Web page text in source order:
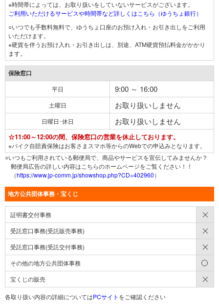
※時間帯によっては、お取り扱いをしていないサービスがございます。
ご利用いただけるサービスや時間帯など詳しくはこちら（ゆうちょ銀行）
○いつでも手数料無料で、ゆうちょ口座のお預け入れ・お引き出しをご利用
いただけます。
※硬貨を伴うお預け入れ・お引き出しは、別途、ATM硬貨預払料金がかかり
ます。
保険窓口
平日 9:00 ～ 16:00
土曜日 お取り扱いしません
日曜日･休日 お取り扱いしません
☆11:00～12:00の間、保険窓口の営業を休止しております。
※バイク自賠責保険はお客さまスマホ等からのWebでの申込みとなります。
○いつもご利用されている郵便局で、商品やサービスを宣伝してみませんか？
郵便局広告の詳しい内容はこちらのホームページをご覧ください！！
（https://www.jp-comm.jp/showshop.php?CD=402960）
地方公共団体事務・宝くじ
証明書交付事務
受託窓口事務(受託販売事務)
受託窓口事務(受託交付事務)
その他の地方公共団体事務
宝くじの販売
各取り扱い内容の詳細についてはPCサイト をご確認ください